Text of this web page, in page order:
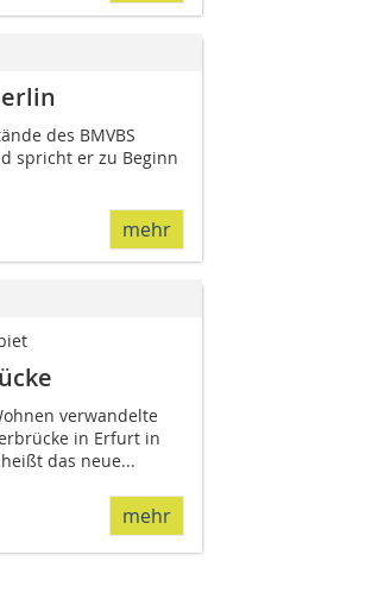
des BMVBS
spricht er zu Beginn
mehr
verwandelte
in Erfurt in
heißt das neue...
mehr